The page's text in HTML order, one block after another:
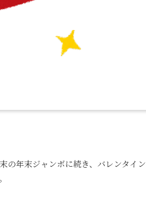
の年末ジャンボに続き、バレンタイン